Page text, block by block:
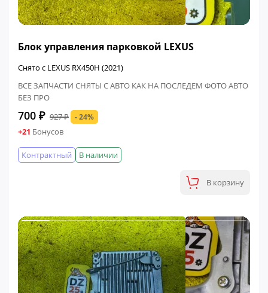
Блок управления парковкой LEXUS
Снято с LEXUS RX450H (2021)
ВСЕ ЗАПЧАСТИ СНЯТЫ С АВТО КАК НА ПОСЛЕДЕМ ФОТО АВТО
БЕЗ ПРО
700 ₽ 927 ₽ - 24%
+21 Бонусов
В наличии
Контрактный
В корзину